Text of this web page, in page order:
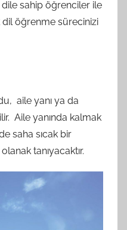
dile sahip öğrenciler ile
öğrenme sürecinizi
aile yanı ya da
Aile yanında kalmak
saha sıcak bir
tanıyacaktır.